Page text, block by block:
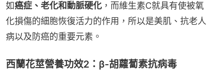
如癌症、老化和動脈硬化 ，而維生素C就具有使被氧
化損傷的細胞恢復活力的作用，所以是美肌、抗老人
病以及防癌的重要元素。
西蘭花莖營養功效2：β-胡蘿蔔素抗病毒